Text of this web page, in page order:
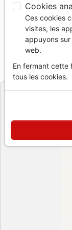
Vivre le
Célébrer
WARREN
Référence
EditeurExcelsis
Cookies
Ces cookies
visites, les
appuyons
web.
En fermant cette
tous les cookies.